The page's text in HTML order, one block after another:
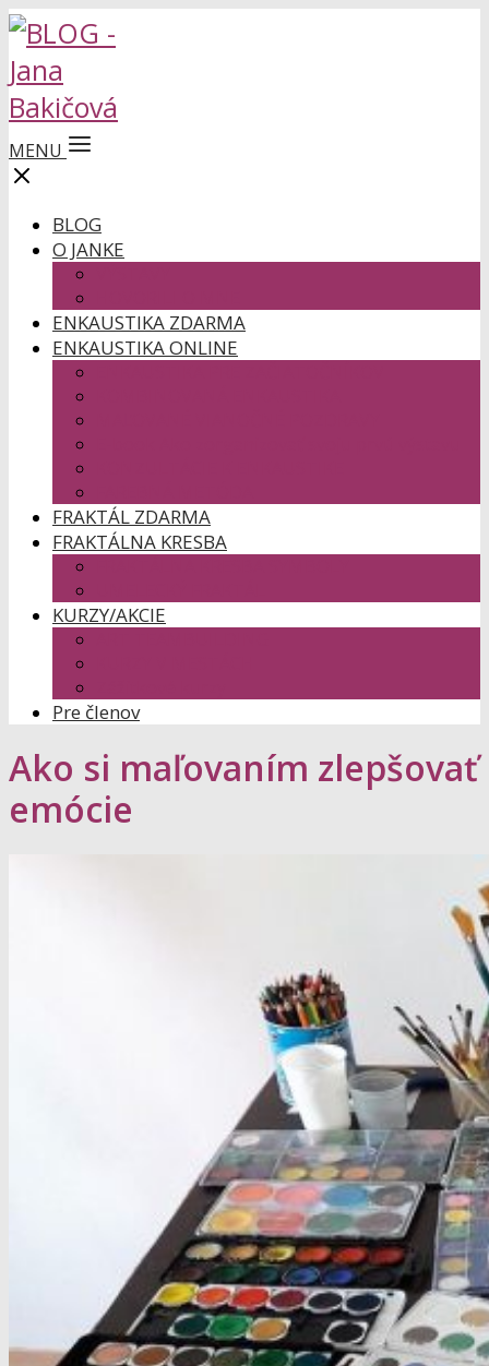
MENU
BLOG
O JANKE
ENKAUSTIKA ZDARMA
ENKAUSTIKA ONLINE
FRAKTÁL ZDARMA
FRAKTÁLNA KRESBA
KURZY/AKCIE
Pre členov
Ako si maľovaním zlepšovať
emócie